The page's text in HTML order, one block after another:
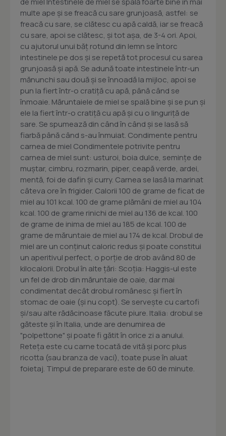
multe ape şi se freacă cu sare grunjoasă, astfel: se
freacă cu sare, se clătesc cu apă caldă, iar se freacă
cu sare, apoi se clătesc, şi tot aşa, de 3-4 ori. Apoi,
cu ajutorul unui băţ rotund din lemn se întorc
intestinele pe dos şi se repetă tot procesul cu sarea
grunjoasă şi apă. Se adună toate intestinele într-un
mănunchi sau două şi se înnoadă la mijloc, apoi se
pun la fiert într-o cratiţă cu apă, până când se
înmoaie. Măruntaiele de miel se spală bine şi se pun şi
ele la fiert într-o cratiţă cu apă şi cu o linguriţă de
sare. Se spumează din când în când şi se lasă să
fiarbă până când s-au înmuiat. Condimente pentru
carnea de miel Condimentele potrivite pentru
carnea de miel sunt: usturoi, boia dulce, seminţe de
muştar, cimbru, rozmarin, piper, ceapă verde, ardei,
mentă, foi de dafin şi curry. Carnea se lasă la marinat
câteva ore în frigider. Calorii 100 de grame de ficat de
miel au 101 kcal. 100 de grame plămâni de miel au 104
kcal. 100 de grame rinichi de miel au 136 de kcal. 100
de grame de inima de miel au 185 de kcal. 100 de
grame de măruntaie de miel au 174 de kcal. Drobul de
miel are un conţinut caloric redus şi poate constitui
un aperitivul perfect, o porţie de drob având 80 de
kilocalorii. Drobul în alte ţări: Scoţia: Haggis-ul este
un fel de drob din măruntaie de oaie, dar mai
condimentat decât drobul românesc şi fiert în
stomac de oaie (şi nu copt). Se serveşte cu cartofi
şi/sau alte rădăcinoase făcute piure. Italia: drobul se
găteste şi în Italia, unde are denumirea de
"polpettone" şi poate fi gătit în orice zi a anului.
Reteţa este cu carne tocată de vită şi porc plus
ricotta (sau branza de vaci), toate puse în aluat
foietaj. Timpul de preparare este de 60 de minute.